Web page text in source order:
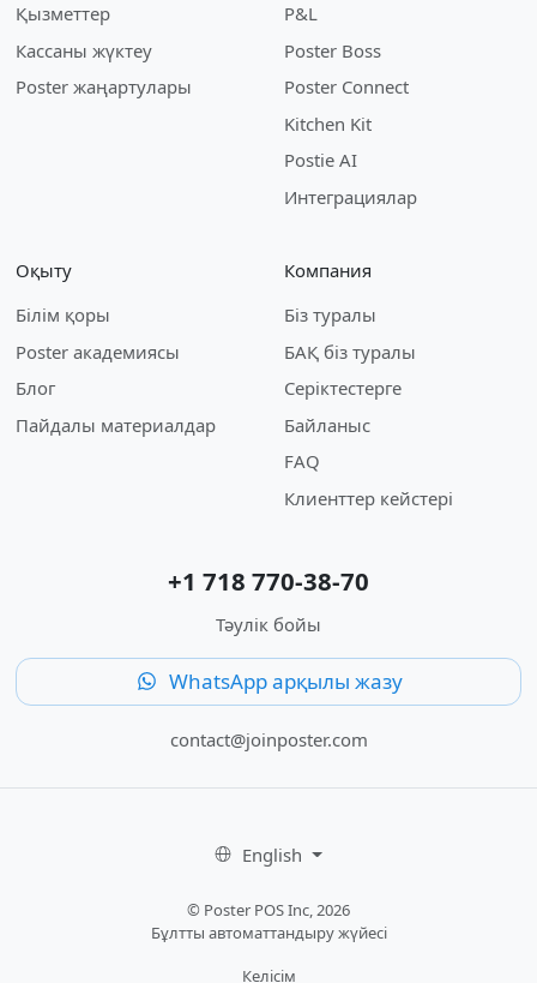
Қызметтер
Кассаны жүктеу
Poster жаңартулары
P&L
Poster Boss
Poster Connect
Kitchen Kit
Postie AI
Интеграциялар
Оқыту
Білім қоры
Poster академиясы
Блог
Пайдалы материалдар
Компания
Біз туралы
БАҚ біз туралы
Серіктестерге
Байланыс
FAQ
Клиенттер кейстері
+1 718 770-38-70
Тәулік бойы
WhatsApp арқылы жазу
contact@joinposter.com
English
© Poster POS Inc, 2026
Бұлтты автоматтандыру жүйесі
Келісім